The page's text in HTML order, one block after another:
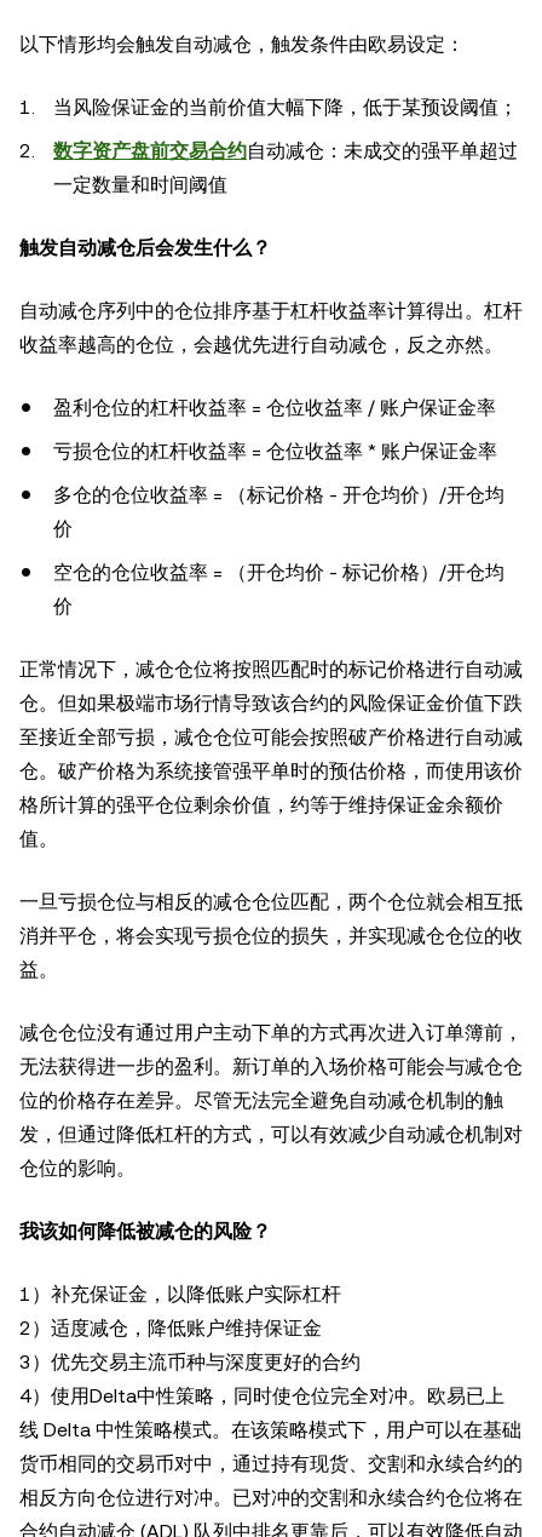
以下情形均会触发自动减仓，触发条件由欧易设定：
当风险保证金的当前价值大幅下降，低于某预设阈值；
数字资产盘前交易合约自动减仓：未成交的强平单超过
一定数量和时间阈值
触发自动减仓后会发生什么？
自动减仓序列中的仓位排序基于杠杆收益率计算得出。杠杆
收益率越高的仓位，会越优先进行自动减仓，反之亦然。
盈利仓位的杠杆收益率 = 仓位收益率 / 账户保证金率
亏损仓位的杠杆收益率 = 仓位收益率 * 账户保证金率
多仓的仓位收益率 = （标记价格 - 开仓均价）/开仓均
价
空仓的仓位收益率 = （开仓均价 - 标记价格）/开仓均
价
正常情况下，减仓仓位将按照匹配时的标记价格进行自动减
仓。但如果极端市场行情导致该合约的风险保证金价值下跌
至接近全部亏损，减仓仓位可能会按照破产价格进行自动减
仓。破产价格为系统接管强平单时的预估价格，而使用该价
格所计算的强平仓位剩余价值，约等于维持保证金余额价
值。
一旦亏损仓位与相反的减仓仓位匹配，两个仓位就会相互抵
消并平仓，将会实现亏损仓位的损失，并实现减仓仓位的收
益。
减仓仓位没有通过用户主动下单的方式再次进入订单簿前，
无法获得进一步的盈利。新订单的入场价格可能会与减仓仓
位的价格存在差异。尽管无法完全避免自动减仓机制的触
发，但通过降低杠杆的方式，可以有效减少自动减仓机制对
仓位的影响。
我该如何降低被减仓的风险？
1）补充保证金，以降低账户实际杠杆
2）适度减仓，降低账户维持保证金
3）优先交易主流币种与深度更好的合约
4）使用Delta中性策略，同时使仓位完全对冲。欧易已上
线 Delta 中性策略模式。在该策略模式下，用户可以在基础
货币相同的交易币对中，通过持有现货、交割和永续合约的
相反方向仓位进行对冲。已对冲的交割和永续合约仓位将在
合约自动减仓 (ADL) 队列中排名更靠后，可以有效降低自动